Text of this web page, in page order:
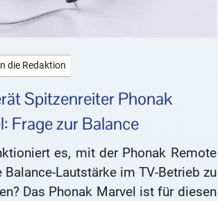
die Redaktion
Spitzenreiter Phonak
Frage zur Balance
es, mit der Phonak Remote
Balance-Lautstärke im TV-Betrieb zu
Das Phonak Marvel ist für diesen